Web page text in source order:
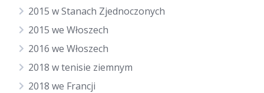
2015 w Stanach Zjednoczonych
2015 we Włoszech
2016 we Włoszech
2018 w tenisie ziemnym
2018 we Francji